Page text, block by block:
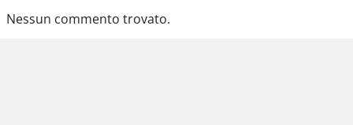
Nessun commento trovato.